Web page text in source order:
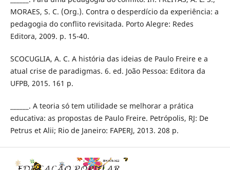
MORAES, S. C. (Org.). Contra o desperdício da experiência: a
pedagogia do conflito revisitada. Porto Alegre: Redes
Editora, 2009. p. 15-40.
SCOCUGLIA, A. C. A história das ideias de Paulo Freire e a
atual crise de paradigmas. 6. ed. João Pessoa: Editora da
UFPB, 2015. 161 p.
______. A teoria só tem utilidade se melhorar a prática
educativa: as propostas de Paulo Freire. Petrópolis, RJ: De
Petrus et Alii; Rio de Janeiro: FAPERJ, 2013. 208 p.